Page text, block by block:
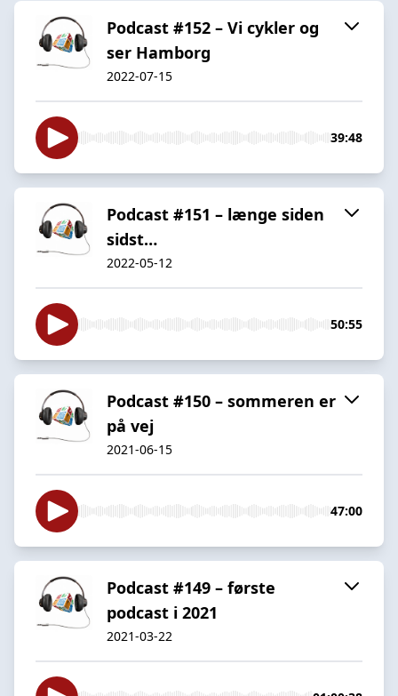
Podcast #152 – Vi cykler og
ser Hamborg
2022-07-15
39:48
Podcast #151 – længe siden
sidst…
2022-05-12
50:55
Podcast #150 – sommeren er
på vej
2021-06-15
47:00
Podcast #149 – første
podcast i 2021
2021-03-22